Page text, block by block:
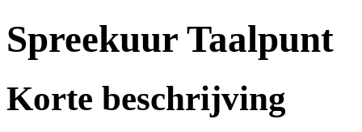
Spreekuur Taalpunt
Korte beschrijving